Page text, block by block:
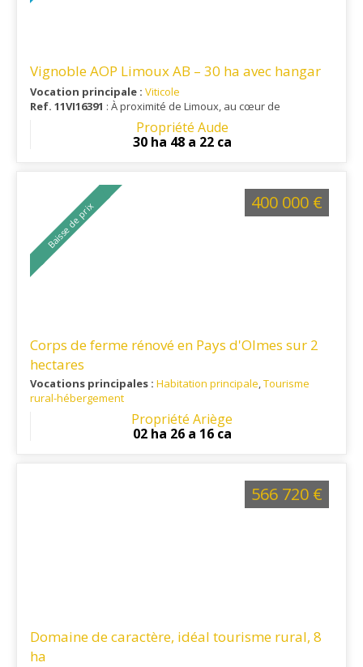
Vignoble AOP Limoux AB – 30 ha avec hangar
Vocation principale : Viticole
Ref. 11VI16391 : À proximité de Limoux, au cœur de
l'appellation Limoux, ce vignoble bénéficie d'un
environnement viticole reconnu, alliant accessibilité, calme et
proximité des principaux services.
Propriété Aude
30 ha 48 a 22 ca
Baisse de prix
Corps de ferme rénové en Pays d'Olmes sur 2
hectares
Vocations principales : Habitation principale,Tourisme
rural-hébergement
: Située en pays d'Olmes, à 10 minutes des
commerces, écoles et commodités.
Propriété Ariège
02 ha 26 a 16 ca
400 000 €
Domaine de caractère, idéal tourisme rural, 8
ha
566 720 €